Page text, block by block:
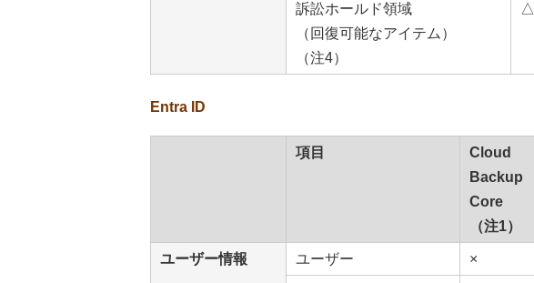
訴訟ホールド領域
（回復可能なアイテム）
（注4）
△
Entra ID
項目
Cloud
Backup
Core
（注1）
ユーザー情報 ユーザー ×